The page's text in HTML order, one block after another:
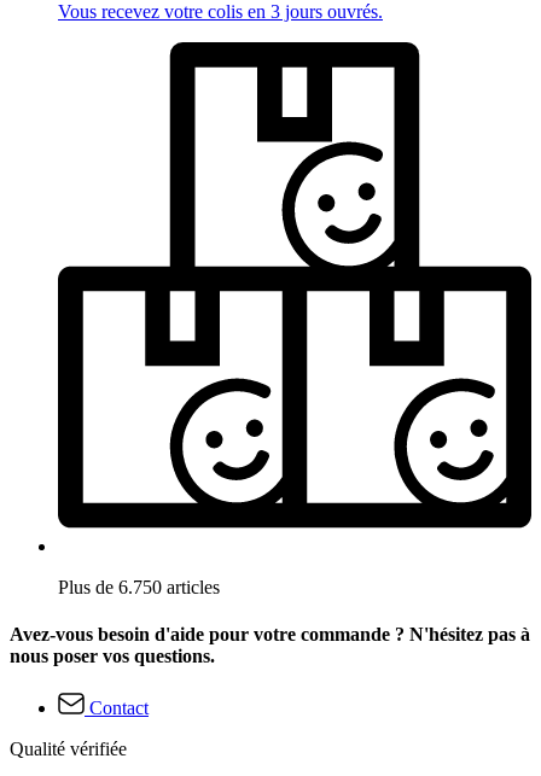
Vous recevez votre colis en 3 jours ouvrés.
Plus de 6.750 articles
Avez-vous besoin d'aide pour votre commande ? N'hésitez pas à
nous poser vos questions.
Contact
Qualité vérifiée